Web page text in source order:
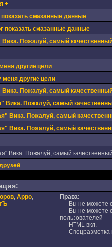
+
показать смазанные данные
показать смазанные данные
Пожалуй, самый качественный
другие цели
меня другие цели
Пожалуй, самый качественный
Вика. Пожалуй, самый
Вика. Пожалуй, самый
Вика. Пожалуй, самый
Вика. Пожалуй, самый качественный
, Appo,
Права:
Вы не можете
Вы не можете
пользователей
HTML вкл.
Спецразметка